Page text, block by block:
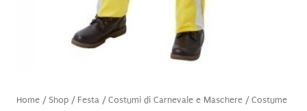
Home/ Shop/ Festa/Costumi di Carnevale e Maschere/ Costume